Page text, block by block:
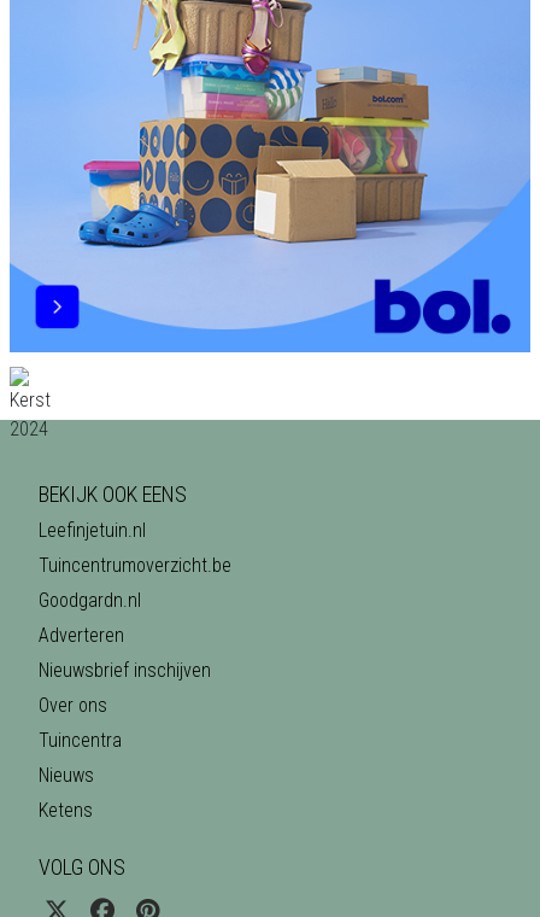
BEKIJK OOK EENS
Leefinjetuin.nl
Tuincentrumoverzicht.be
Goodgardn.nl
Adverteren
Nieuwsbrief inschijven
Over ons
Tuincentra
Nieuws
Ketens
VOLG ONS